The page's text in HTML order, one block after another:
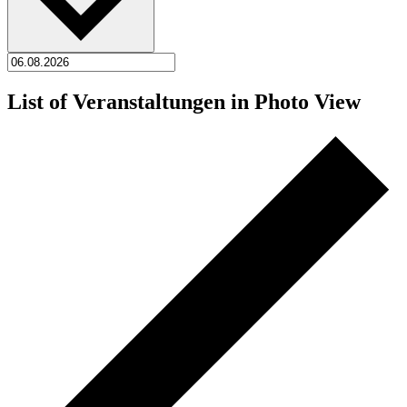
List of Veranstaltungen in Photo View